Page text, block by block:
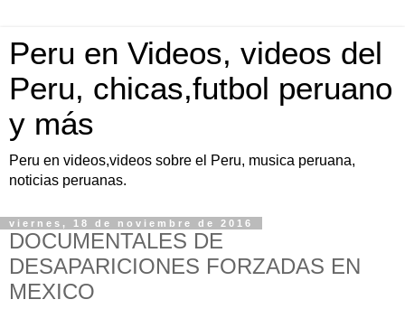
Peru en Videos, videos del
Peru, chicas,futbol peruano
y más
Peru en videos,videos sobre el Peru, musica peruana,
noticias peruanas.
viernes, 18 de noviembre de 2016
DOCUMENTALES DE
DESAPARICIONES FORZADAS EN
MEXICO